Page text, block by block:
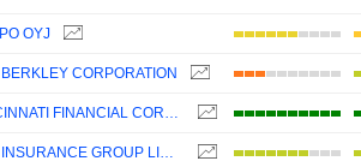
OYJ
CORPORATION
CINCINNATI FINANCIAL CORPORATION
QBE INSURANCE GROUP LIMITED